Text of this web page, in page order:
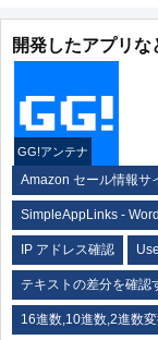
開発したアプリな
GG!アンテナ
Amazon セール情報サ
SimpleAppLinks -
IP アドレス確認
テキストの差分を確認
16進数,10進数,2進数